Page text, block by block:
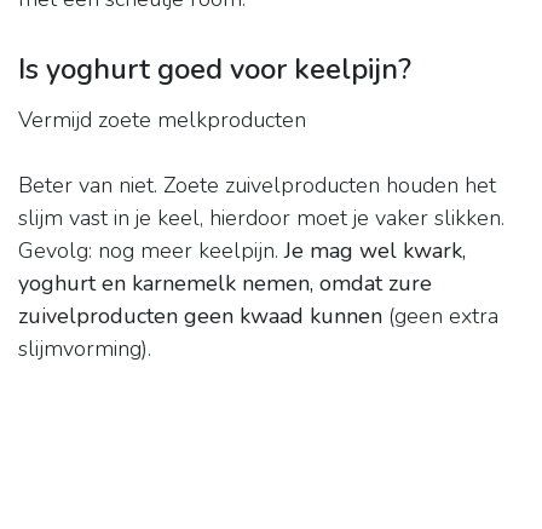
Is yoghurt goed voor keelpijn?
Vermijd zoete melkproducten
Beter van niet. Zoete zuivelproducten houden het
slijm vast in je keel, hierdoor moet je vaker slikken.
Gevolg: nog meer keelpijn.Je mag wel kwark,
yoghurt en karnemelk nemen, omdat zure
zuivelproducten geen kwaad kunnen (geen extra
slijmvorming).